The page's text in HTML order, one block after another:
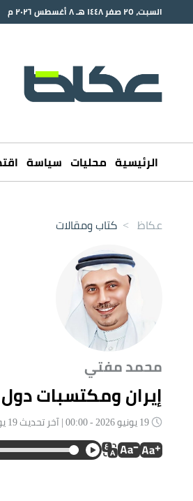
السبت، ٢٥ صفر ١٤٤٨ هـ ٨ أغسطس ٢٠٢٦ م
الرئيسية محليات سياسة
عكاظ > كتاب ومقالات
محمد مفتي
إيران ومكتسبات دول